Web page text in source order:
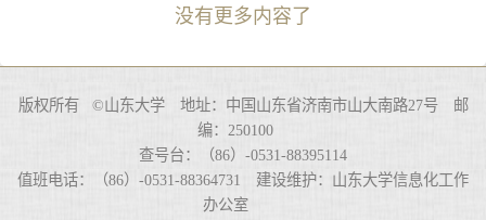
没有更多内容了
版权所有 ©山东大学 地址：中国山东省济南市山大南路27号 邮
编：250100
查号台：（86）-0531-88395114
值班电话：（86）-0531-88364731 建设维护：山东大学信息化工作
办公室